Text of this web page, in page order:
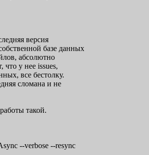
версия
базе данных
абсолютно
у нее issues,
все бестолку.
сломана и не
такой.
--verbose --resync